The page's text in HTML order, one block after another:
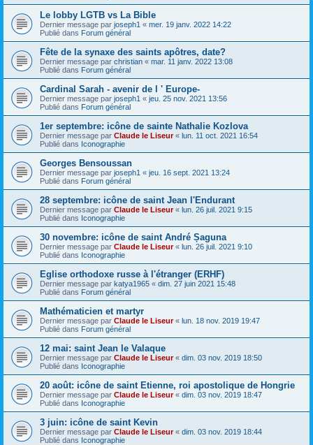
Le lobby LGTB vs La Bible
Dernier message par joseph1 « mer. 19 janv. 2022 14:22
Publié dans Forum général
Fête de la synaxe des saints apôtres, date?
Dernier message par christian « mar. 11 janv. 2022 13:08
Publié dans Forum général
Cardinal Sarah - avenir de l ' Europe-
Dernier message par joseph1 « jeu. 25 nov. 2021 13:56
Publié dans Forum général
1er septembre: icône de sainte Nathalie Kozlova
Dernier message par Claude le Liseur« lun. 11 oct. 2021 16:54
Publié dans Iconographie
Georges Bensoussan
Dernier message par joseph1 « jeu. 16 sept. 2021 13:24
Publié dans Forum général
28 septembre: icône de saint Jean l'Endurant
Dernier message par Claude le Liseur« lun. 26 juil. 2021 9:15
Publié dans Iconographie
30 novembre: icône de saint André Șaguna
Dernier message par Claude le Liseur« lun. 26 juil. 2021 9:10
Publié dans Iconographie
Eglise orthodoxe russe à l'étranger (ERHF)
Dernier message par katya1965 « dim. 27 juin 2021 15:48
Publié dans Forum général
Mathématicien et martyr
Dernier message par Claude le Liseur« lun. 18 nov. 2019 19:47
Publié dans Forum général
12 mai: saint Jean le Valaque
Dernier message par Claude le Liseur« dim. 03 nov. 2019 18:50
Publié dans Iconographie
20 août: icône de saint Etienne, roi apostolique de Hongrie
Dernier message par Claude le Liseur« dim. 03 nov. 2019 18:47
Publié dans Iconographie
3 juin: icône de saint Kevin
Dernier message par Claude le Liseur« dim. 03 nov. 2019 18:44
Publié dans Iconographie